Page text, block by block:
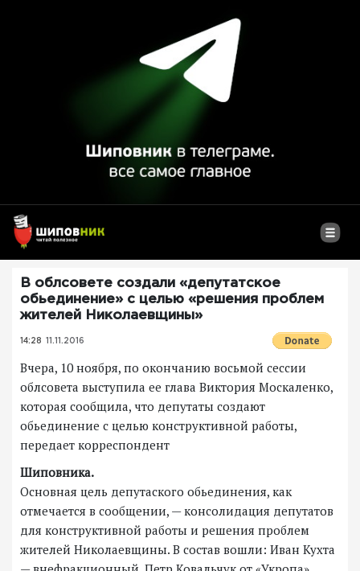
В облсовете создали «депутатское
обьединение» с целью «решения проблем
жителей Николаевщины»
14:28 11.11.2016
Вчера, 10 ноября, по окончанию восьмой сессии
облсовета выступила ее глава Виктория Москаленко,
которая сообщила, что депутаты создают
обьединение с целью конструктивной работы,
передает корреспондент
Шиповника.
Основная цель депутаского обьединения, как
отмечается в сообщении, — консолидация депутатов
для конструктивной работы и решения проблем
жителей Николаевщины. В состав вошли: Иван Кухта